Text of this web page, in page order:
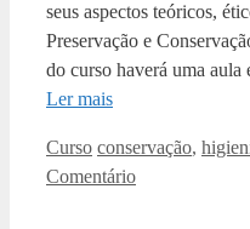
seus aspectos teóricos,
Preservação e
do curso haverá uma
Ler mais
Categorias
Curso Tags
conservação,
Comentário